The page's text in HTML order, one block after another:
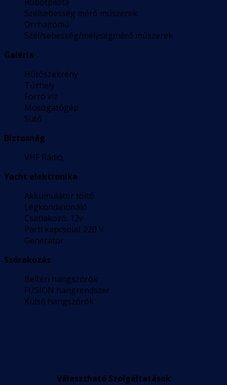
Robotpilóta
Szélsebesség mérő műszerek
Orrhajtómű
Szél/sebesség/mélységmérő műszerek
Galéria
Hűtőszekrény
Tűzhely
Forró víz
Mosogatógép
Sütő
Biztosnág
VHF Rádió,
Yacht elektronika
Akkumulátor töltő
Légkondicionáló
Csatlakozó: 12v
Parti kapcsolat 220 V
Generátor
Szórakozás
Beltéri hangszórók
FUSION hangrendszer
Külső hangszórók
Választható Szolgáltatások